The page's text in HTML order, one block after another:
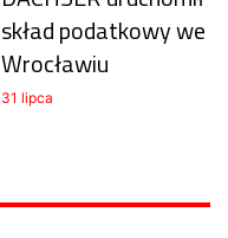
skład podatkowy we
Wrocławiu
31 lipca